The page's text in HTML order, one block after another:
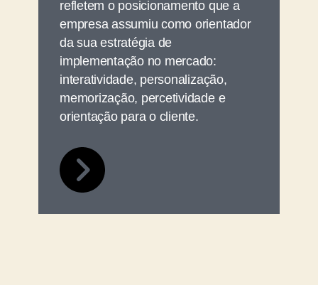
refletem o posicionamento que a
empresa assumiu como orientador
da sua estratégia de
implementação no mercado:
interatividade, personalização,
memorização, percetividade e
orientação para o cliente.